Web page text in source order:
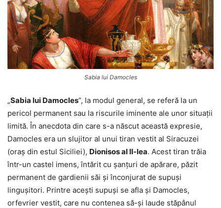
Sabia lui Damocles
„Sabia lui Damocles”, la modul general, se referă la un
pericol permanent sau la riscurile iminente ale unor situații
limită. În anecdota din care s-a născut această expresie,
Damocles era un slujitor al unui tiran vestit al Siracuzei
(oraș din estul Siciliei), Dionisos al II-lea. Acest tiran trăia
într-un castel imens, întărit cu șanțuri de apărare, păzit
permanent de gardienii săi și înconjurat de supuși
lingușitori. Printre acești supuși se afla și Damocles,
orfevrier vestit, care nu contenea să-și laude stăpânul